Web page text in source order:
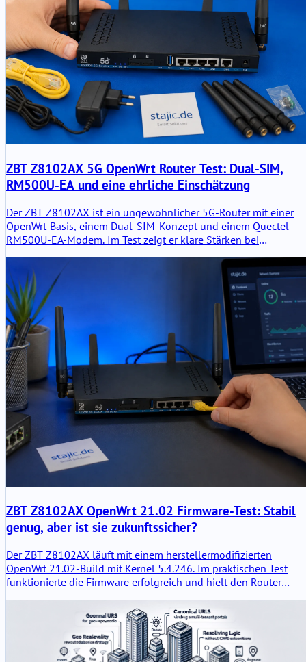
ZBT Z8102AX 5G OpenWrt Router Test: Dual-SIM,
RM500U-EA und eine ehrliche Einschätzung
Der ZBT Z8102AX ist ein ungewöhnlicher 5G-Router mit einer
OpenWrt-Basis, einem Dual-SIM-Konzept und einem Quectel
RM500U-EA-Modem. Im Test zeigt er klare Stärken bei
die typischen Schwächen eines vom Hersteller modifizierten
OpenWrt-Builds.
ZBT Z8102AX OpenWrt 21.02 Firmware-Test: Stabil
genug, aber ist sie zukunftssicher?
Der ZBT Z8102AX läuft mit einem herstellermodifizierten
OpenWrt 21.02-Build mit Kernel 5.4.246. Im praktischen Test
funktionierte die Firmware erfolgreich und hielt den Router
Fragen zu Sicherheit, Modemsteuerung, Upgrade-Pfaden und
langfristiger Wartbarkeit auf.